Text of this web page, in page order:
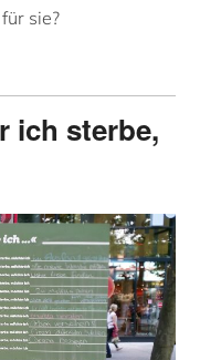
sie?
ich sterbe,